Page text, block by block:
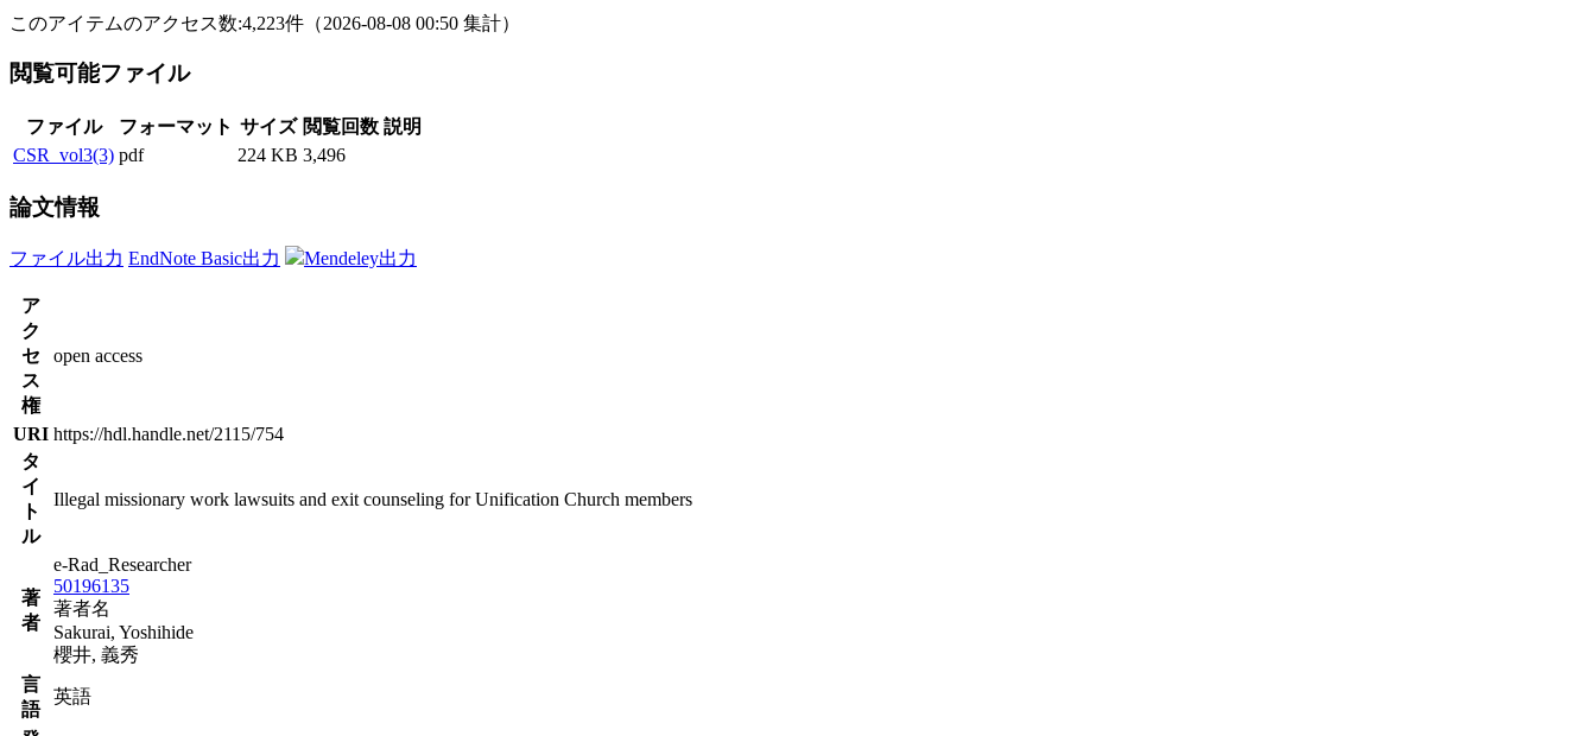
このアイテムのアクセス数:4,223件 （2026-08-08 00:50 集計）
閲覧可能ファイル
ファイル フォーマット サイズ 閲覧回数 説明
CSR_vol3(3) pdf 224 KB 3,496
論文情報
ファイル出力 EndNote Basic出力 Mendeley出力
ア
ク
セ
ス
権
open access
URI https://hdl.handle.net/2115/754
タ
イ
ト
ル
Illegal missionary work lawsuits and exit counseling for Unification Church members
著
者
e-Rad_Researcher
50196135
著者名
Sakurai, Yoshihide
櫻井, 義秀
言
語
英語